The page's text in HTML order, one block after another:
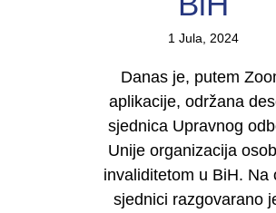
1 Jula, 2024
Danas je, putem
aplikacije, održana
sjednica Upravnog
Unije organizacija
invaliditetom u BiH. Na
sjednici razgovarano